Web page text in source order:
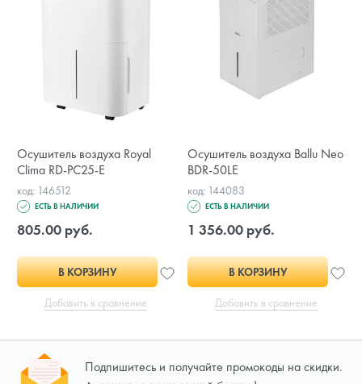
Осушитель воздуха Royal
Clima RD-PC25-E
код: 146512
ЕСТЬ В НАЛИЧИИ
805.00 руб.
В КОРЗИНУ
Добавить в сравнение
Осушитель воздуха Ballu Neo
BDR-50LE
код: 144083
ЕСТЬ В НАЛИЧИИ
1 356.00 руб.
В КОРЗИНУ
Добавить в сравнение
Подпишитесь и получайте промокоды на скидки.